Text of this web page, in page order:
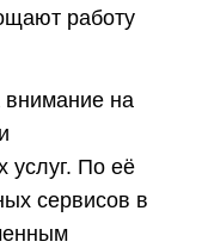
работу
внимание на
услуг. По её
сервисов в